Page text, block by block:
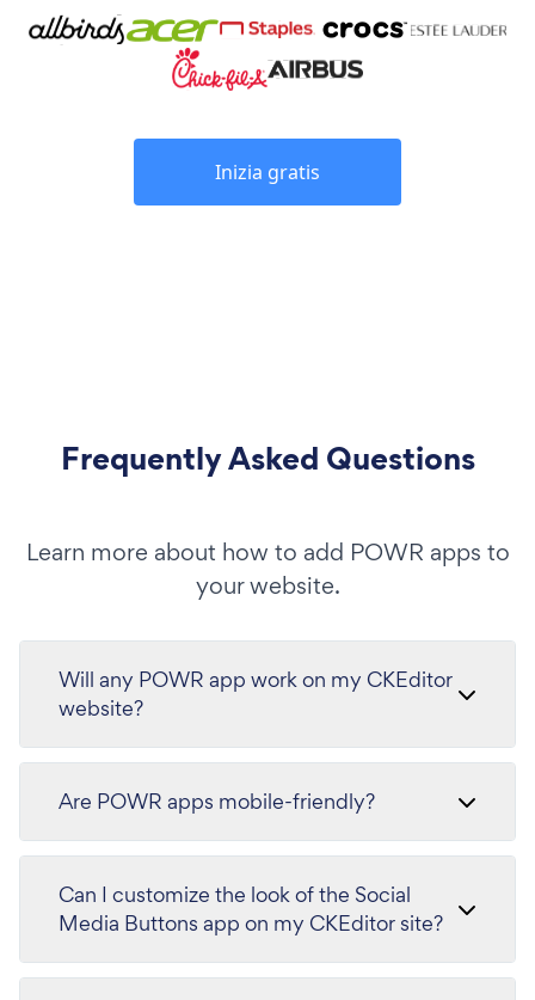
Inizia gratis
Frequently Asked Questions
Learn more about how to add POWR apps to
your website.
Will any POWR app work on my CKEditor
website?
Are POWR apps mobile-friendly?
Can I customize the look of the Social
Media Buttons app on my CKEditor site?